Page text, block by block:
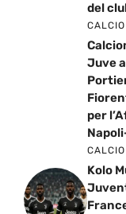
del
CALCIO
Juve
per
CALCIO
Kolo